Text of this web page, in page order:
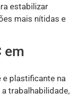
estabilizar
mais nítidas e
em
e plastificante na
trabalhabilidade,